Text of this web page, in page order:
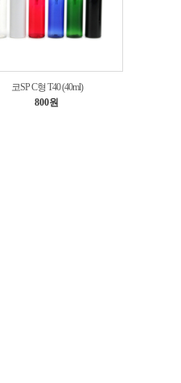
코SP C형 T40 (40ml)
800원